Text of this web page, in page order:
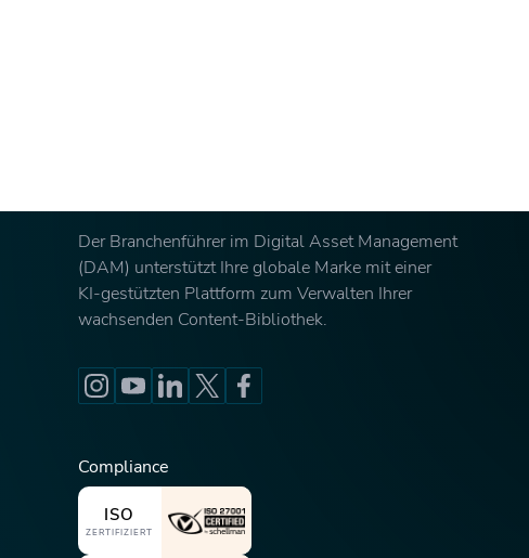
Der Branchenführer im Digital Asset Management
(DAM) unterstützt Ihre globale Marke mit einer
KI-gestützten Plattform zum Verwalten Ihrer
wachsenden Content-Bibliothek.
Compliance
ISO
ZERTIFIZIERT